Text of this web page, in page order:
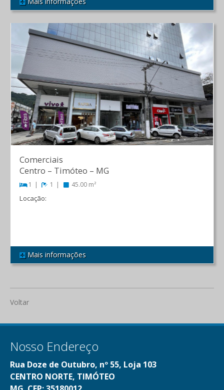
REF 382
REF 547
Comerciais
Centro – Timóteo – MG
1 1 45.00 m²
Locação:
Mais informações
Voltar
Nosso Endereço
Rua Doze de Outubro, nº 55, Loja 103
CENTRO NORTE, TIMÓTEO